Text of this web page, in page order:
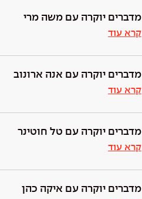
מדברים יוקרה עם משה מרי
קרא עוד
מדברים יוקרה עם אנה ארונוב
קרא עוד
מדברים יוקרה עם טל חוטינר
קרא עוד
מדברים יוקרה עם איקה כהן